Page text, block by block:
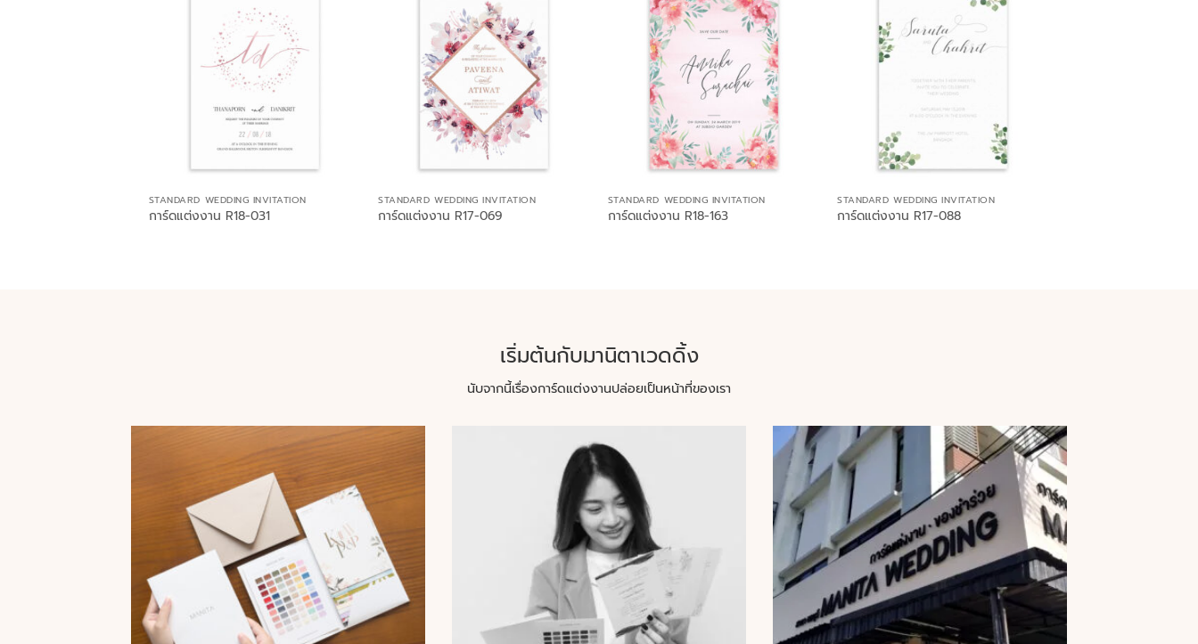
STANDARD WEDDING INVITATION
การ์ดแต่งงาน R18-031
STANDARD WEDDING INVITATION
การ์ดแต่งงาน R17-069
STANDARD WEDDING INVITATION
การ์ดแต่งงาน R18-163
STANDARD WEDDING INVITATION
การ์ดแต่งงาน R17-088
เริ่มต้นกับมานิตาเวดดิ้ง
นับจากนี้เรื่องการ์ดแต่งงานปล่อยเป็นหน้าที่ของเรา